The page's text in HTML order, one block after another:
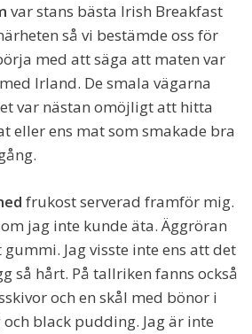
var stans bästa Irish Breakfast
så vi bestämde oss för
med att säga att maten var
Irland. De smala vägarna
var nästan omöjligt att hitta
eller ens mat som smakade bra
frukost serverad framför mig.
jag inte kunde äta. Äggröran
Jag visste inte ens att det
så hårt. På tallriken fanns också
och en skål med bönor i
black pudding. Jag är inte